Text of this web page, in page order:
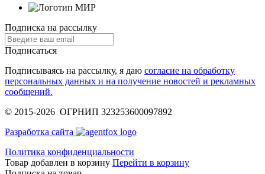
Подписка на рассылку
Подписаться
Подписываясь на рассылку, я даю согласие на обработку
персональных данных и на получение новостей и рекламных
сообщений.
© 2015-2026 ОГРНИП 323253600097892
Разработка сайта
Политика конфиденциальности
Товар добавлен в корзину Перейти в корзину